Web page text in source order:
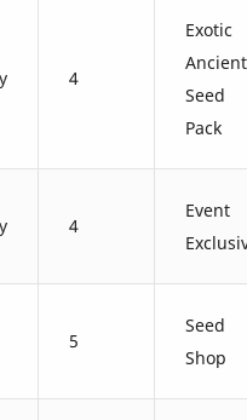
4
Exotic
Ancient
Seed
Pack
4
Event
5
Seed
Shop